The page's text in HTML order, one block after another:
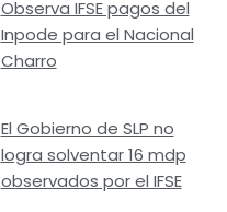
Observa IFSE pagos del
Inpode para el Nacional
Charro
El Gobierno de SLP no
logra solventar 16 mdp
observados por el IFSE